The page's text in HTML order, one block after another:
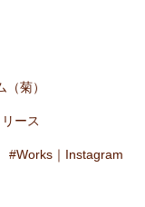
菊）
ース
Works｜Instagram